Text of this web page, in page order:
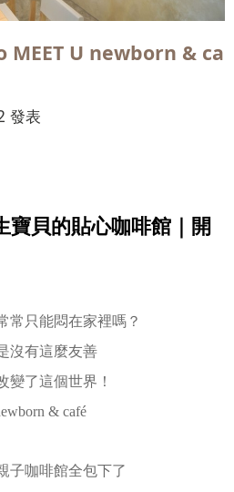
MEET U newborn & ca
發表
寶貝的貼心咖啡館｜開
常只能悶在家裡嗎？
沒有這麼友善
變了這個世界！
& café
子咖啡館全包下了